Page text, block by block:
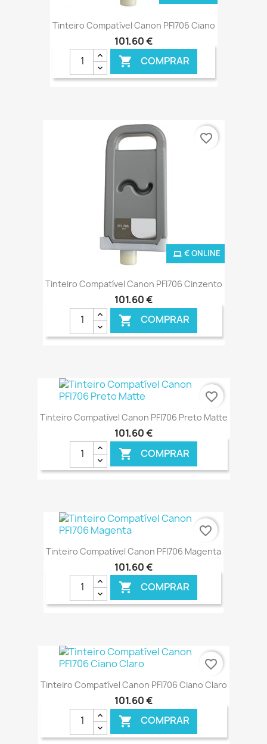
Tinteiro Compatível Canon PFI706 Ciano
101,60 €
 COMPRAR
Tinteiro Compatível Canon PFI706 Cinzento
101,60 €
 COMPRAR
€ ONLINE
favorite_border
Tinteiro Compatível Canon PFI706 Preto Matte
101,60 €
 COMPRAR
favorite_border
Tinteiro Compatível Canon PFI706 Magenta
101,60 €
 COMPRAR
favorite_border
Tinteiro Compatível Canon PFI706 Ciano Claro
101,60 €
 COMPRAR
favorite_border